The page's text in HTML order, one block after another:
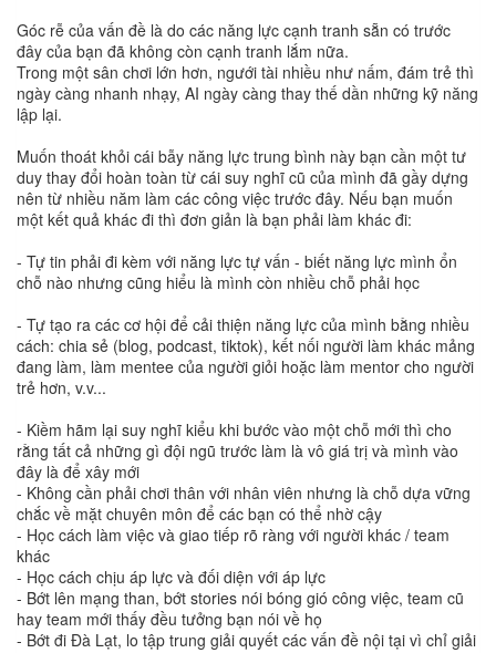
Góc rễ của vấn đề là do các năng lực cạnh tranh sẵn có trước
đây của bạn đã không còn cạnh tranh lắm nữa.
Trong một sân chơi lớn hơn, ngưới tài nhiều như nấm, đám trẻ thì
ngày càng nhanh nhạy, AI ngày càng thay thế dần những kỹ năng
lập lại.
Muốn thoát khỏi cái bẫy năng lực trung bình này bạn cần một tư
duy thay đổi hoàn toàn từ cái suy nghĩ cũ của mình đã gầy dựng
nên từ nhiều năm làm các công việc trước đây. Nếu bạn muốn
một kết quả khác đi thì đơn giản là bạn phải làm khác đi:
- Tự tin phải đi kèm với năng lực tự vấn - biết năng lực mình ổn
chỗ nào nhưng cũng hiểu là mình còn nhiều chỗ phải học
- Tự tạo ra các cơ hội để cải thiện năng lực của mình bằng nhiều
cách: chia sẻ (blog, podcast, tiktok), kết nối người làm khác mảng
đang làm, làm mentee của người giỏi hoặc làm mentor cho người
trẻ hơn, v.v...
- Kiềm hãm lại suy nghĩ kiểu khi bước vào một chỗ mới thì cho
rằng tất cả những gì đội ngũ trước làm là vô giá trị và mình vào
đây là để xây mới
- Không cần phải chơi thân với nhân viên nhưng là chỗ dựa vững
chắc về mặt chuyên môn để các bạn có thể nhờ cậy
- Học cách làm việc và giao tiếp rõ ràng với người khác / team
khác
- Học cách chịu áp lực và đối diện với áp lực
- Bớt lên mạng than, bớt stories nói bóng gió công việc, team cũ
hay team mới thấy đều tưởng bạn nói về họ
- Bớt đi Đà Lạt, lo tập trung giải quyết các vấn đề nội tại vì chỉ giải